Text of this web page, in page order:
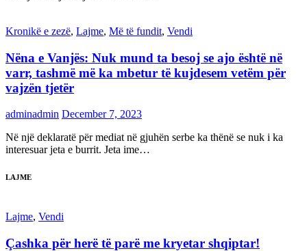
Kronikë e zezë, Lajme, Më të fundit, Vendi
Nëna e Vanjës: Nuk mund ta besoj se ajo është në
varr, tashmë më ka mbetur të kujdesem vetëm për
vajzën tjetër
adminadmin December 7, 2023
Në një deklaratë për mediat në gjuhën serbe ka thënë se nuk i ka
interesuar jeta e burrit. Jeta ime…
LAJME
Lajme, Vendi
Çashka për herë të parë me kryetar shqiptar!